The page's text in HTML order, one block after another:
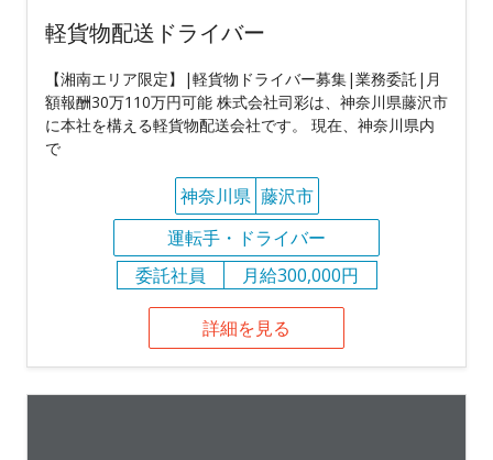
軽貨物配送ドライバー
【湘南エリア限定】|軽貨物ドライバー募集|業務委託|月
額報酬30万110万円可能 株式会社司彩は、神奈川県藤沢市
に本社を構える軽貨物配送会社です。 現在、神奈川県内
で
神奈川県 藤沢市
運転手・ドライバー
委託社員
月給300,000円
詳細を見る